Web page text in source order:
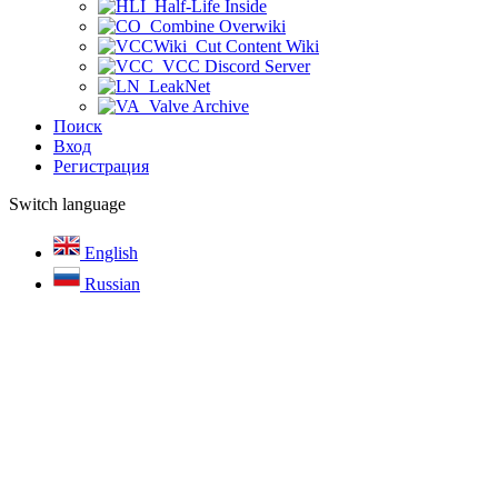
Half-Life Inside
Combine Overwiki
Cut Content Wiki
VCC Discord Server
LeakNet
Valve Archive
Поиск
Вход
Регистрация
Switch language
English
Russian